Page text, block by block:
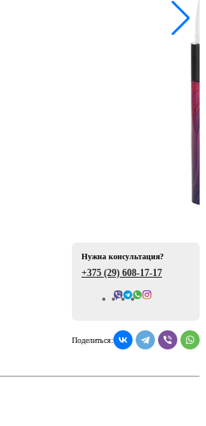
Нужна консультация?
+375 (29) 608-17-17
Поделиться: